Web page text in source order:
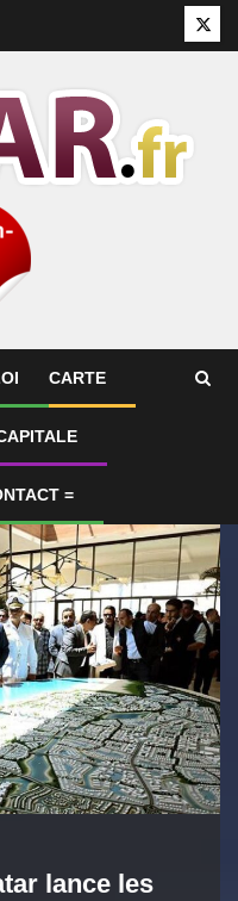
CARTE
=
Al-Roum : le Qatar lance
lance les